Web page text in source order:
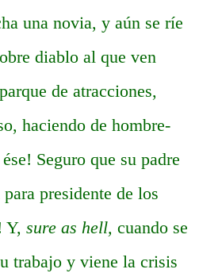
una novia, y aún se ríe
diablo al que ven
de atracciones,
haciendo de hombre-
Seguro que su padre
presidente de los
Y, sure as hell, cuando se
trabajo y viene la crisis